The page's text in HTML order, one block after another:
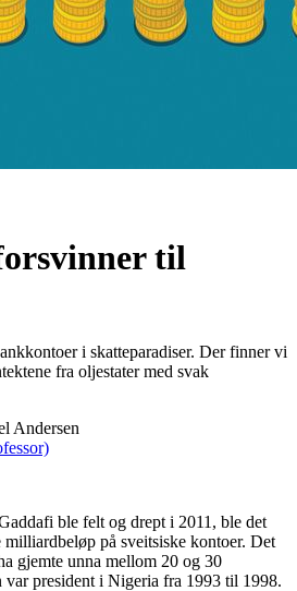
til
i skatteparadiser. Der finner vi
fra oljestater med svak
ble felt og drept i 2011, ble det
milliardbeløp på sveitsiske kontoer. Det
gjemte unna mellom 20 og 30
var president i Nigeria fra 1993 til 1998.